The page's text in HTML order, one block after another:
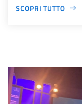
SCOPRI TUTTO